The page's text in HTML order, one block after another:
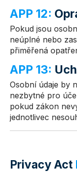
APP 12:
Pokud jsou
neúplné nebo
přiměřená
APP 13:
Osobní údaje by
nezbytné pro
pokud zákon
jednotlivec
Privacy Act